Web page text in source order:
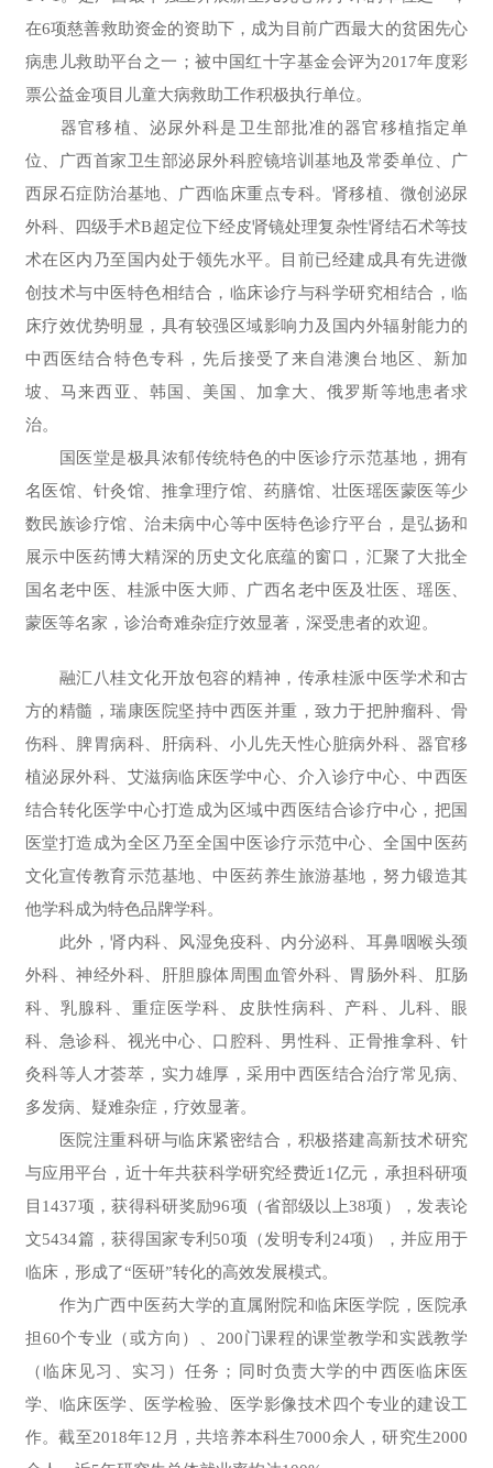
在6项慈善救助资金的资助下，成为目前广西最大的贫困先心
病患儿救助平台之一；被中国红十字基金会评为2017年度彩
票公益金项目儿童大病救助工作积极执行单位。
器官移植、泌尿外科是卫生部批准的器官移植指定单
位、广西首家卫生部泌尿外科腔镜培训基地及常委单位、广
西尿石症防治基地、广西临床重点专科。肾移植、微创泌尿
外科、四级手术B超定位下经皮肾镜处理复杂性肾结石术等技
术在区内乃至国内处于领先水平。目前已经建成具有先进微
创技术与中医特色相结合，临床诊疗与科学研究相结合，临
床疗效优势明显，具有较强区域影响力及国内外辐射能力的
中西医结合特色专科，先后接受了来自港澳台地区、新加
坡、马来西亚、韩国、美国、加拿大、俄罗斯等地患者求
治。
国医堂是极具浓郁传统特色的中医诊疗示范基地，拥有
名医馆、针灸馆、推拿理疗馆、药膳馆、壮医瑶医蒙医等少
数民族诊疗馆、治未病中心等中医特色诊疗平台，是弘扬和
展示中医药博大精深的历史文化底蕴的窗口，汇聚了大批全
国名老中医、桂派中医大师、广西名老中医及壮医、瑶医、
蒙医等名家，诊治奇难杂症疗效显著，深受患者的欢迎。
融汇八桂文化开放包容的精神，传承桂派中医学术和古
方的精髓，瑞康医院坚持中西医并重，致力于把肿瘤科、骨
伤科、脾胃病科、肝病科、小儿先天性心脏病外科、器官移
植泌尿外科、艾滋病临床医学中心、介入诊疗中心、中西医
结合转化医学中心打造成为区域中西医结合诊疗中心，把国
医堂打造成为全区乃至全国中医诊疗示范中心、全国中医药
文化宣传教育示范基地、中医药养生旅游基地，努力锻造其
他学科成为特色品牌学科。
此外，肾内科、风湿免疫科、内分泌科、耳鼻咽喉头颈
外科、神经外科、肝胆腺体周围血管外科、胃肠外科、肛肠
科、乳腺科、重症医学科、皮肤性病科、产科、儿科、眼
科、急诊科、视光中心、口腔科、男性科、正骨推拿科、针
灸科等人才荟萃，实力雄厚，采用中西医结合治疗常见病、
多发病、疑难杂症，疗效显著。
医院注重科研与临床紧密结合，积极搭建高新技术研究
与应用平台，近十年共获科学研究经费近1亿元，承担科研项
目1437项，获得科研奖励96项（省部级以上38项），发表论
文5434篇，获得国家专利50项（发明专利24项），并应用于
临床，形成了“医研”转化的高效发展模式。
作为广西中医药大学的直属附院和临床医学院，医院承
担60个专业（或方向）、200门课程的课堂教学和实践教学
（临床见习、实习）任务；同时负责大学的中西医临床医
学、临床医学、医学检验、医学影像技术四个专业的建设工
作。截至2018年12月，共培养本科生7000余人，研究生2000